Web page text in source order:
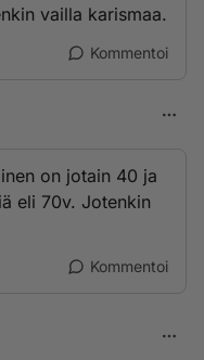
vailla karismaa.
Kommentoi
on jotain 40 ja
eli 70v. Jotenkin
Kommentoi